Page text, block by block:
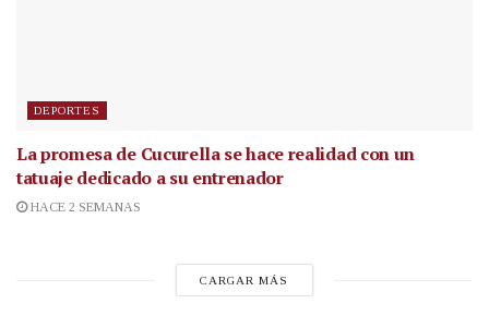
DEPORTES
La promesa de Cucurella se hace realidad con un
tatuaje dedicado a su entrenador
HACE 2 SEMANAS
CARGAR MÁS